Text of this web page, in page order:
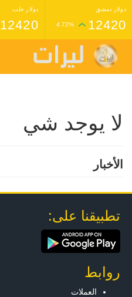
دولار دمشق
12420
4.72%
دولار حلب
12420
غرام عيار 24 ذهب
1,398,000
4.33%
لا يوجد شي
الأخبار
تطبيقنا على:
روابط
العملات